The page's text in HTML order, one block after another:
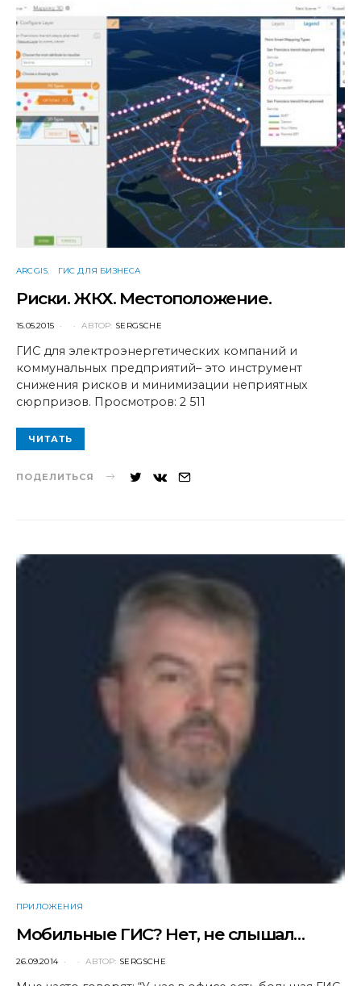
ARCGIS ГИС ДЛЯ БИЗНЕСА
Риски. ЖКХ. Местоположение.
POSTED
15.05.2015 АВТОР: SERGSCHE
ГИС для электроэнергетических компаний и
коммунальных предприятий– это инструмент
снижения рисков и минимизации неприятных
сюрпризов. Просмотров: 2 511
ЧИТАТЬ
ПОДЕЛИТЬСЯ
ПРИЛОЖЕНИЯ
Мобильные ГИС? Нет, не слышал…
POSTED
26.09.2014 АВТОР: SERGSCHE